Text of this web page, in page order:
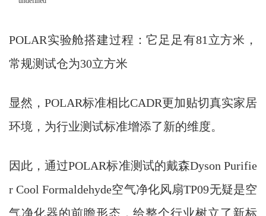
POLAR实验舱搭建过程：它足足有81立方米，
常规测试仓为30立方米
显然，POLAR标准相比CADR更加贴切真实家居
环境，为行业测试标准增添了新的维度。
因此，通过POLAR标准测试的戴森Dyson Purifie
r Cool Formaldehyde空气净化风扇TP09无疑是空
气净化器的前瞻形态，给整个行业树立了新标